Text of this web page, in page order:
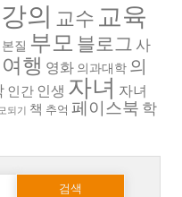
강의 교수 교육
본질 부모 블로그 사
여행 영화 의과대학 의
인간 인생 자녀 자녀
되기 책 추억 페이스북 학